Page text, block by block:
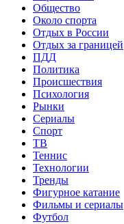
Общество
Около спорта
Отдых в России
Отдых за границей
ПДД
Политика
Происшествия
Психология
Рынки
Сериалы
Спорт
ТВ
Теннис
Технологии
Тренды
Фигурное катание
Фильмы и сериалы
Футбол